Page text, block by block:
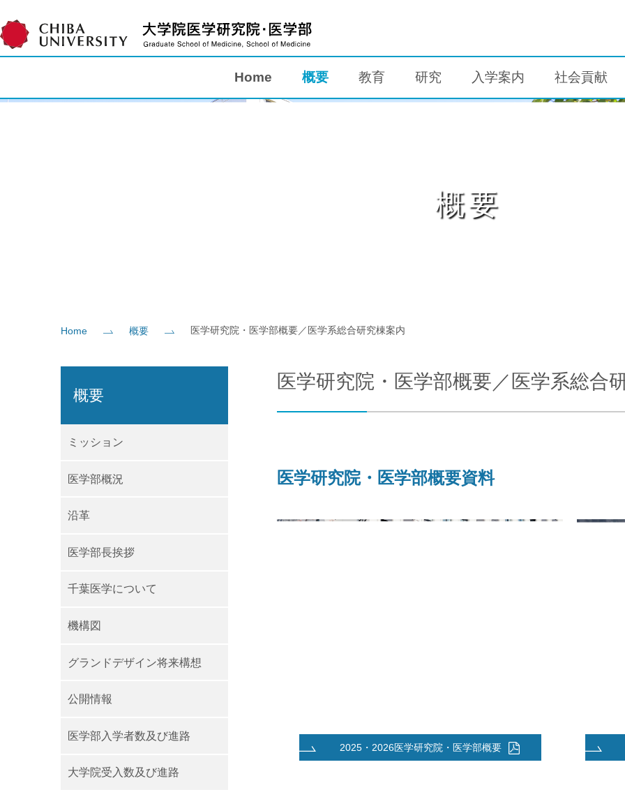
Home
在学生・教員の方お問い合わせ 交通アクセス
Home 概要 教育 研究 入学案内 社会貢献
概要
Home 概要 医学研究院・医学部概要／医学系総合研究棟案内
医学研究院・医学部概要／医学系総合
医学研究院・医学部概要資料
2025・2026医学研究院・医学部概要
概要
ミッション
医学部概況
沿革
医学部長挨拶
千葉医学について
機構図
グランドデザイン将来構想
公開情報
医学部入学者数及び進路
大学院受入数及び進路